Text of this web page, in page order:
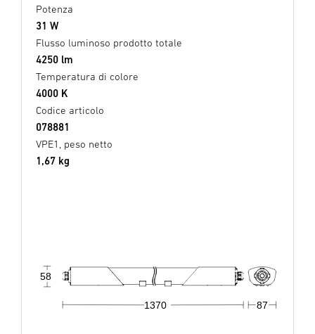
Potenza
31 W
Flusso luminoso prodotto totale
4250 lm
Temperatura di colore
4000 K
Codice articolo
078881
VPE1, peso netto
1,67 kg
87
1370
58